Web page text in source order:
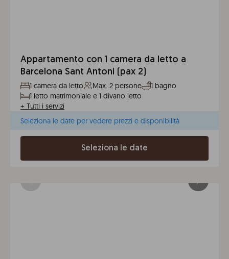
Appartamento con 1 camera da letto a
Barcelona Sant Antoni (pax 2)
1 camera da letto Max. 2 persone
1 bagno
1 letto matrimoniale e 1 divano letto
+ Tutti i servizi
Seleziona le date per vedere prezzi e disponibilità
Seleziona le date